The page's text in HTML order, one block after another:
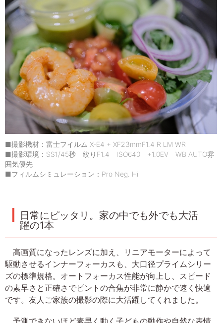
■撮影機材：富士フイルム X-E4 + XF23mmF1.4 R LM WR
■撮影環境：SS1/45秒 絞りF1.4 ISO640 +1.0EV WB AUTO雰
囲気優先
■フィルムシミュレーション：Pro Neg. Hi
日常にピッタリ。家の中でも外でも大活
躍の1本
高画質になったレンズに加え、リニアモーターによって
駆動させるインナーフォーカスも、大口径プライムシリー
ズの標準規格。オートフォーカス性能が向上し、スピード
の素早さと正確さでピントの合焦が非常に静かで速く快適
です。友人ご家族の撮影の際に大活躍してくれました。
予測できないほど素早く動く子どもの動作や自然な表情